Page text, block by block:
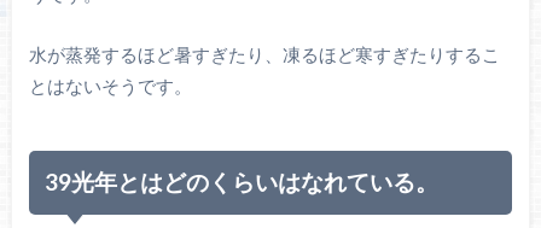
水が蒸発するほど暑すぎたり、凍るほど寒すぎたりするこ
とはないそうです。
39光年とはどのくらいはなれている。